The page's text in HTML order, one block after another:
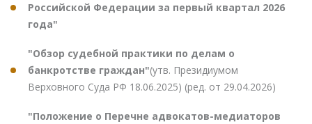
Российской Федерации за первый квартал 2026
года"
"Обзор судебной практики по делам о
банкротстве граждан"(утв. Президиумом
Верховного Суда РФ 18.06.2025) (ред. от 29.04.2026)
"Положение о Перечне адвокатов-медиаторов